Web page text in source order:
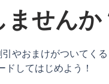
せんか
やおまけがついてくる
してはじめよう！